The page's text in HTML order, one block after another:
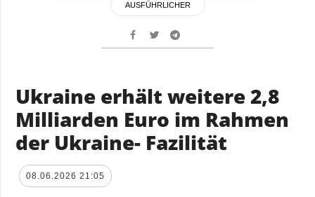
AUSFÜHRLICHER
Ukraine erhält weitere 2,8
Milliarden Euro im Rahmen
der Ukraine- Fazilität
08.06.2026 21:05